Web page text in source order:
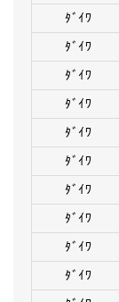
ﾀﾞｲﾜ
ﾀﾞｲﾜ
ﾀﾞｲﾜ
ﾀﾞｲﾜ
ﾀﾞｲﾜ
ﾀﾞｲﾜ
ﾀﾞｲﾜ
ﾀﾞｲﾜ
ﾀﾞｲﾜ
ﾀﾞｲﾜ